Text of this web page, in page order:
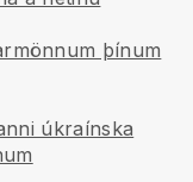
þínum
úkraínska